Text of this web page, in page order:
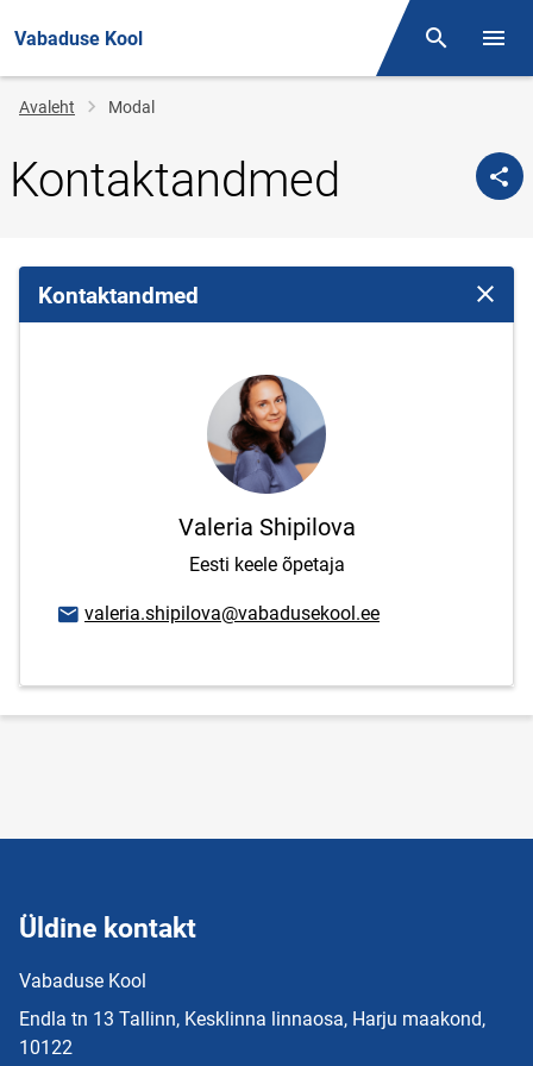
Vabaduse Kool Otsing
Jälglink
Avaleht Modal
Kontaktandmed
Kontaktandmed Sulge
Valeria Shipilova
Eesti keele õpetaja
E-posti aadress
valeria.shipilova@vabadusekool.ee
Üldine kontakt
Vabaduse Kool
Endla tn 13 Tallinn, Kesklinna linnaosa, Harju maakond,
10122